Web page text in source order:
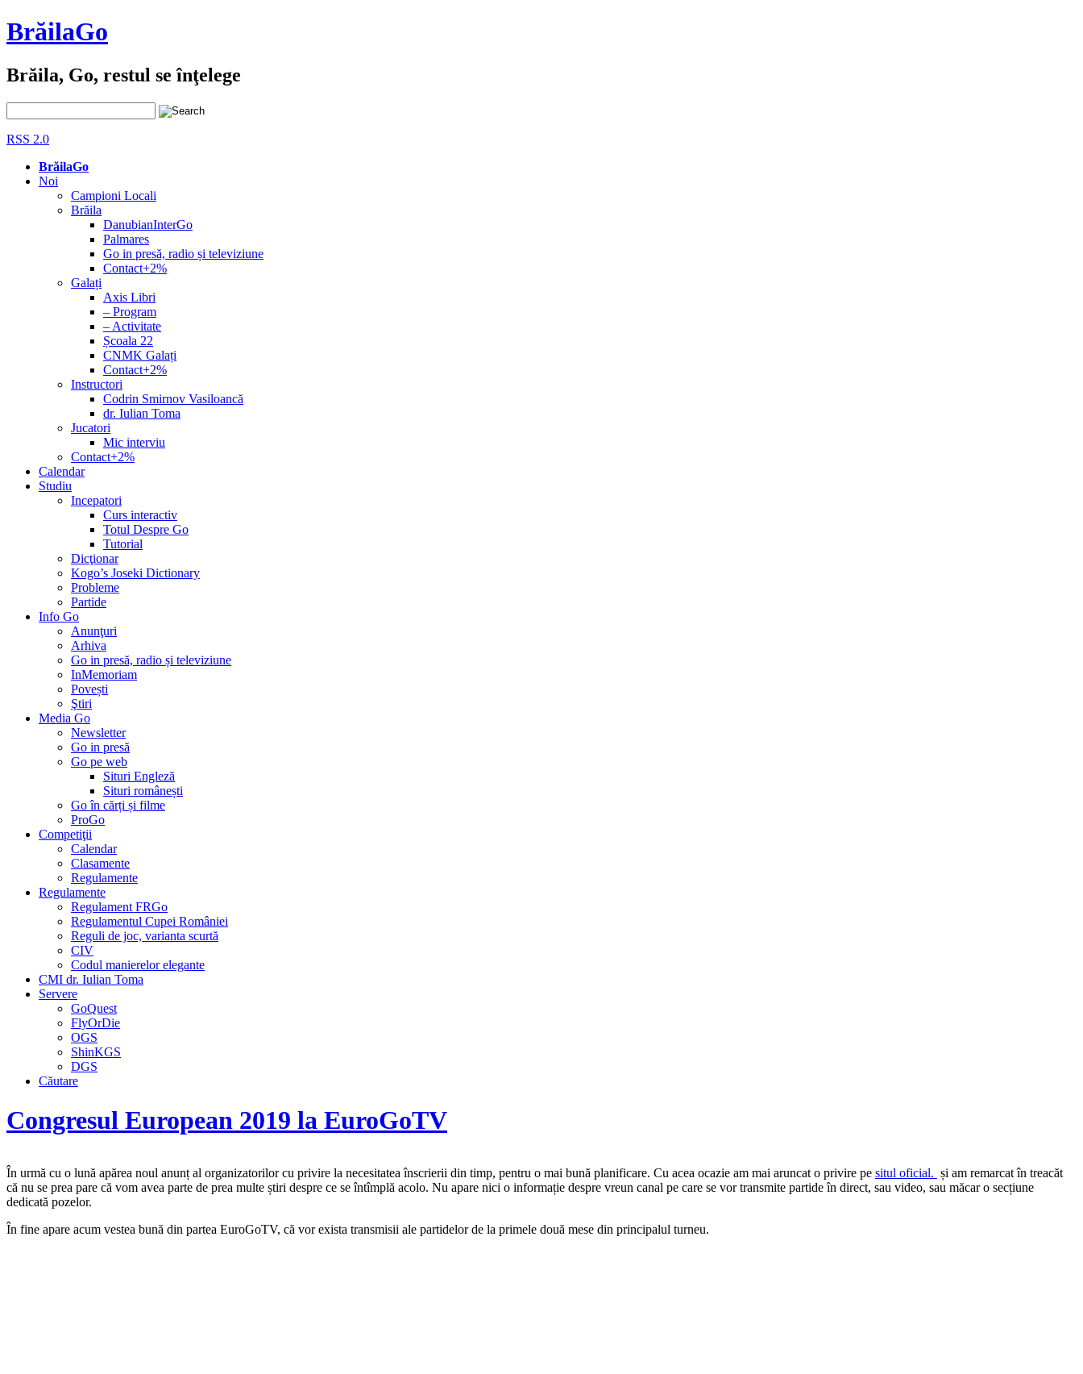
BrăilaGo
Brăila, Go, restul se înţelege
RSS 2.0
BrăilaGo
Noi
Campioni Locali
Brăila
DanubianInterGo
Palmares
Go in presă, radio și televiziune
Contact+2%
Galați
Axis Libri
– Program
– Activitate
Școala 22
CNMK Galați
Contact+2%
Instructori
Codrin Smirnov Vasiloancă
dr. Iulian Toma
Jucatori
Mic interviu
Contact+2%
Calendar
Studiu
Incepatori
Curs interactiv
Totul Despre Go
Tutorial
Dicţionar
Kogo’s Joseki Dictionary
Probleme
Partide
Info Go
Anunţuri
Arhiva
Go in presă, radio și televiziune
InMemoriam
Povești
Ştiri
Media Go
Newsletter
Go in presă
Go pe web
Situri Engleză
Situri românești
Go în cărți și filme
ProGo
Competiţii
Calendar
Clasamente
Regulamente
Regulamente
Regulament FRGo
Regulamentul Cupei României
Reguli de joc, varianta scurtă
CIV
Codul manierelor elegante
CMI dr. Iulian Toma
Servere
GoQuest
FlyOrDie
OGS
ShinKGS
DGS
Căutare
Congresul European 2019 la EuroGoTV
În urmă cu o lună apărea noul anunț al organizatorilor cu privire la necesitatea înscrierii din timp, pentru o mai bună planificare. Cu acea ocazie am mai aruncat o privire pe situl oficial. și am remarcat în treacăt
că nu se prea pare că vom avea parte de prea multe știri despre ce se întîmplă acolo. Nu apare nici o informație despre vreun canal pe care se vor transmite partide în direct, sau video, sau măcar o secțiune
dedicată pozelor.
În fine apare acum vestea bună din partea EuroGoTV, că vor exista transmisii ale partidelor de la primele două mese din principalul turneu.